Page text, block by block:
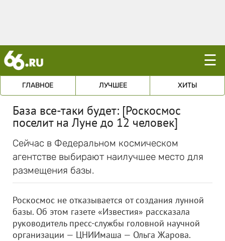
☰
ГЛАВНОЕ ЛУЧШЕЕ ХИТЫ
База все-таки будет: [Роскосмос
поселит на Луне до 12 человек]
Сейчас в Федеральном космическом
агентстве выбирают наилучшее место для
размещения базы.
Роскосмос не отказывается от создания лунной
базы. Об этом газете «Известия» рассказала
руководитель пресс-службы головной научной
организации — ЦНИИмаша — Ольга Жарова.